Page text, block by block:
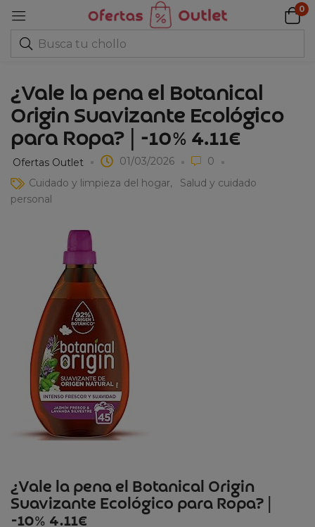
0
¿Vale la pena el Botanical
Origin Suavizante Ecológico
para Ropa? | -10% 4.11€
Ofertas Outlet 01/03/2026
0
Cuidado y limpieza del hogar
Salud y cuidado
personal
¿Vale la pena el Botanical Origin
Suavizante Ecológico para Ropa? |
-10% 4.11€